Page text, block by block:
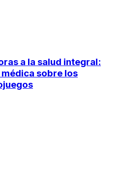
a la salud integral:
sobre los